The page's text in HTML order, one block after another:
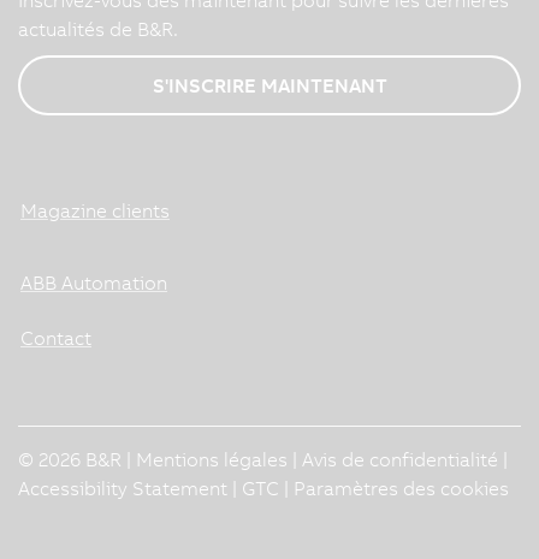
actualités de B&R.
S'INSCRIRE MAINTENANT
Magazine clients
ABB Automation
Contact
© 2026 B&R | Mentions légales Avis de confidentialité
Accessibility Statement
GTC Paramètres des cookies